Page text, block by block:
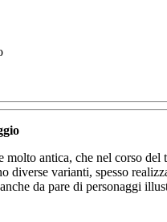
antica, che nel corso
diverse varianti, spesso
da pare di personaggi